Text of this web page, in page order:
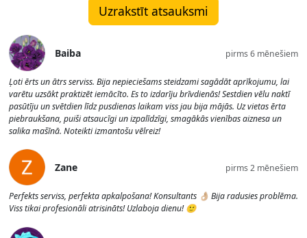
Uzrakstīt atsauksmi
Baiba pirms 6 mēnešiem
Ļoti ērts un ātrs serviss. Bija nepieciešams steidzami sagādāt aprīkojumu, lai
varētu uzsākt praktizēt iemācīto. Es to izdarīju brīvdienās! Sestdien vēlu naktī
pasūtīju un svētdien līdz pusdienas laikam viss jau bija mājās. Uz vietas ērta
piebraukšana, puiši atsaucīgi un izpalīdzīgi, smagākās vienības aiznesa un
salika mašīnā. Noteikti izmantošu vēlreiz!
Zane pirms 2 mēnešiem
Perfekts serviss, perfekta apkalpošana! Konsultants 👌🏼 Bija radusies problēma.
Viss tikai profesionāli atrisināts! Uzlaboja dienu! 🙂